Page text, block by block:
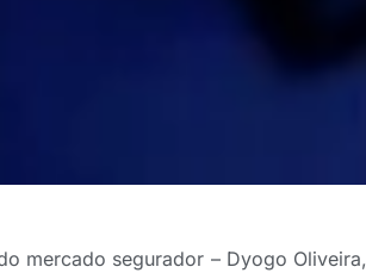
mercado segurador – Dyogo Oliveira,